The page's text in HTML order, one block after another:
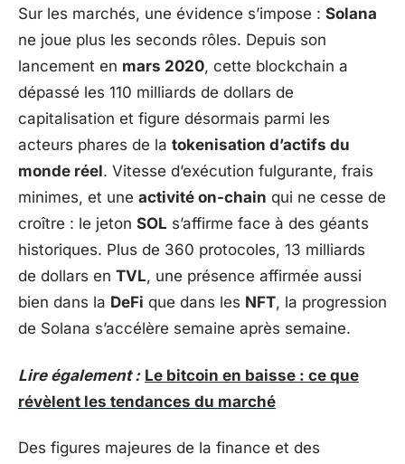
Sur les marchés, une évidence s’impose : Solana
ne joue plus les seconds rôles. Depuis son
lancement en mars 2020, cette blockchain a
dépassé les 110 milliards de dollars de
capitalisation et figure désormais parmi les
acteurs phares de la tokenisation d’actifs du
monde réel. Vitesse d’exécution fulgurante, frais
minimes, et une activité on-chain qui ne cesse de
croître : le jeton SOL s’affirme face à des géants
historiques. Plus de 360 protocoles, 13 milliards
de dollars en TVL, une présence affirmée aussi
bien dans la DeFi que dans les NFT, la progression
de Solana s’accélère semaine après semaine.
Lire également : Le bitcoin en baisse : ce que
révèlent les tendances du marché
Des figures majeures de la finance et des